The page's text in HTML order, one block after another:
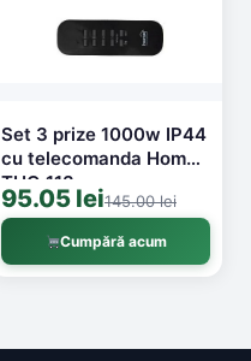
Set 3 prize 1000w IP44
cu telecomanda Home
THO 113
95.05 lei145.00 lei
Cumpără acum